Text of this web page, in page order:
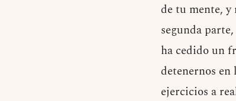
de tu mente, y
segunda
ha cedido un
detenernos en
ejercicios a